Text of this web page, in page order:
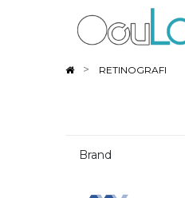
RETINOGRAFI
Brand